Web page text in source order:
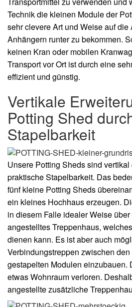
Technik die kleinen Module der
sehr clevere Art und Weise auf
Anhängern runter zu bekommen.
keinen Kran oder mobilen
Transport vor Ort ist durch eine
effizient und günstig.
Vertikale
Potting Shed
Stapelbarkeit
Unsere Potting Sheds sind
praktische Stapelbarkeit. Das
fünf kleine Potting Sheds
ein kleines Hochhaus erzeugen.
in diesem Falle idealer Weise
angestelltes Treppenhaus,
dienen kann. Es ist aber auch
Verbindungstreppen zwischen
gestapelten Modulen einzubauen.
etwas Wohnraum verloren.
angestellte zusätzliche